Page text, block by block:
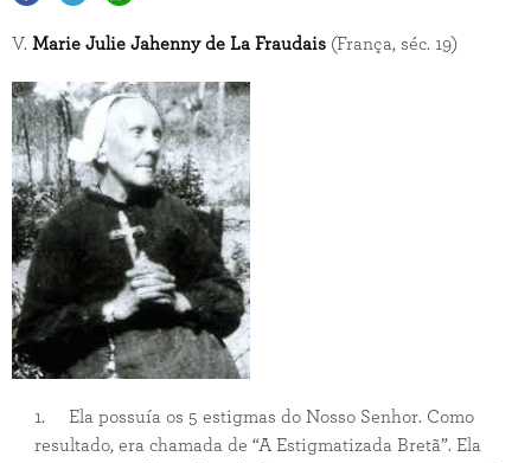
V. Marie Julie Jahenny de La Fraudais (França, séc. 19)
1. Ela possuía os 5 estigmas do Nosso Senhor. Como
resultado, era chamada de “A Estigmatizada Bretã”. Ela